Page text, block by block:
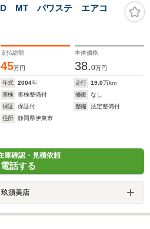
MT パワステ エアコ
支払総額
45万円
本体価格
38.0万円
年式 2004年 走行 19.0万km
車検
車検整備付 修復
なし
保証
保証付 整備
法定整備付
住所
静岡県伊東市
庫確認・見積依頼
電話する
須美店